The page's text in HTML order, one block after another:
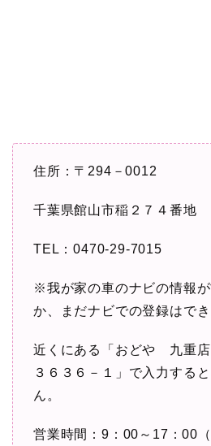
住所：〒294－0012
千葉県館山市稲２７４番地
TEL：0470-29-7015
※我が家の車のナビの情報
か、まだナビでの登録はでき
近くにある「おどや 九重
３６３６－１」で入力する
ん。
営業時間：9：00～17：00